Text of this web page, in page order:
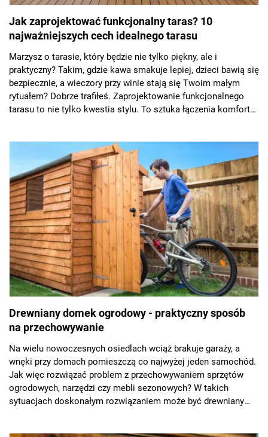
Jak zaprojektować funkcjonalny taras? 10
najważniejszych cech idealnego tarasu
Marzysz o tarasie, który będzie nie tylko piękny, ale i
praktyczny? Takim, gdzie kawa smakuje lepiej, dzieci bawią się
bezpiecznie, a wieczory przy winie stają się Twoim małym
rytuałem? Dobrze trafiłeś. Zaprojektowanie funkcjonalnego
tarasu to nie tylko kwestia stylu. To sztuka łączenia komfortu,
Drewniany domek ogrodowy - praktyczny sposób
na przechowywanie
Na wielu nowoczesnych osiedlach wciąż brakuje garaży, a
wnęki przy domach pomieszczą co najwyżej jeden samochód.
Jak więc rozwiązać problem z przechowywaniem sprzętów
ogrodowych, narzędzi czy mebli sezonowych? W takich
sytuacjach doskonałym rozwiązaniem może być drewniany